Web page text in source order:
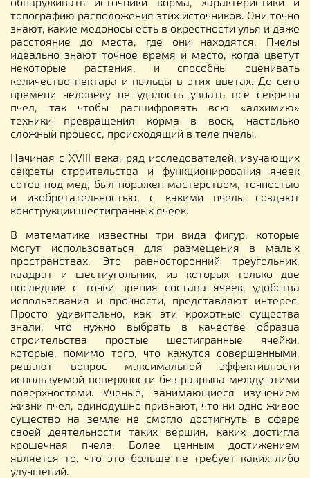
топографию расположения этих источников. Они точно
знают, какие медоносы есть в окрестности улья и даже
расстояние до места, где они находятся. Пчелы
идеально знают точное время и место, когда цветут
некоторые растения, и способны оценивать
количество нектара и пыльцы в этих цветах. До сего
времени человеку не удалость узнать все секреты
пчел, так чтобы расшифровать всю «алхимию»
техники превращения корма в воск, настолько
сложный процесс, происходящий в теле пчелы.
Начиная с XVIII века, ряд исследователей, изучающих
секреты строительства и функционирования ячеек
сотов под мед, был поражен мастерством, точностью
и изобретательностью, с какими пчелы создают
конструкции шестигранных ячеек.
В математике известны три вида фигур, которые
могут использоваться для размещения в малых
пространствах. Это равносторонний треугольник,
квадрат и шестиугольник, из которых только две
последние с точки зрения состава ячеек, удобства
использования и прочности, представляют интерес.
Просто удивительно, как эти крохотные существа
знали, что нужно выбрать в качестве образца
строительства простые шестигранные ячейки,
которые, помимо того, что кажутся совершенными,
решают вопрос максимальной эффективности
используемой поверхности без разрыва между этими
поверхностями. Ученые, занимающиеся изучением
жизни пчел, единодушно признают, что ни одно живое
существо на земле не смогло достигнуть в сфере
своей деятельности таких вершин, каких достигла
крошечная пчела. Более ценным достижением
является то, что это больше не требует каких-либо
улучшений.